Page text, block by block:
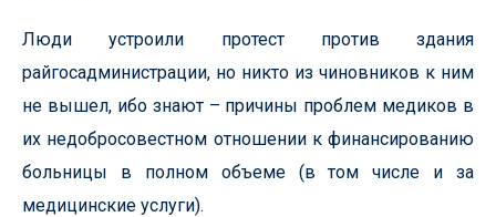
Люди устроили протест против здания
райгосадминистрации, но никто из чиновников к ним
не вышел, ибо знают – причины проблем медиков в
их недобросовестном отношении к финансированию
больницы в полном объеме (в том числе и за
медицинские услуги).